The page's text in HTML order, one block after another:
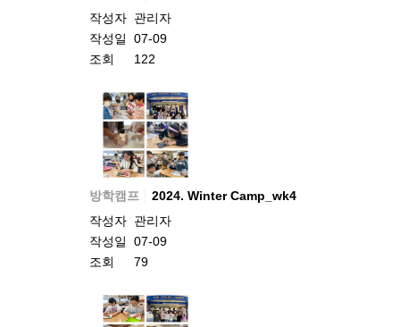
작성자 관리자
작성일
07-09
조회
122
방학캠프
2024. Winter Camp_wk4
작성자 관리자
작성일
07-09
조회
79